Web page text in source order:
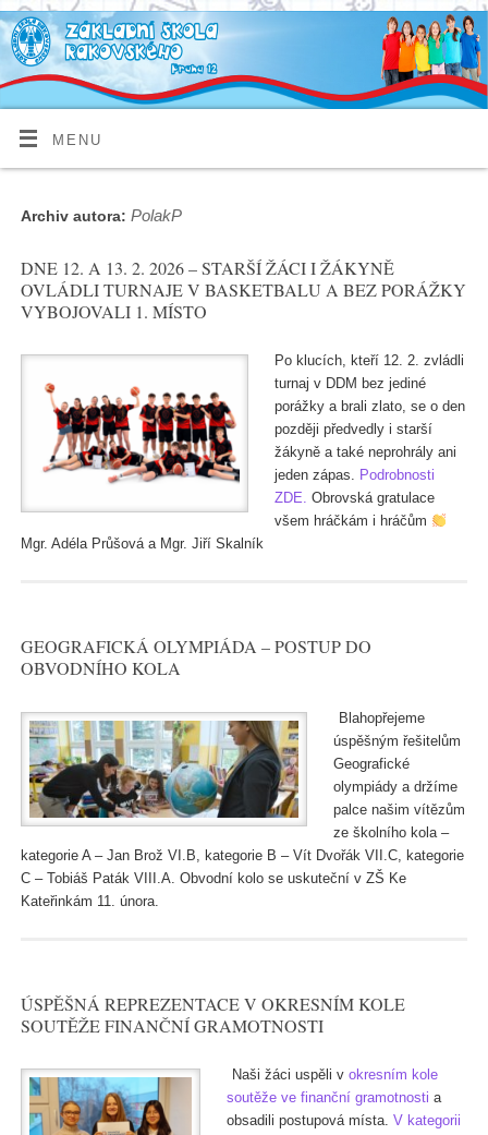
MENU
Archiv autora: PolakP
DNE 12. A 13. 2. 2026 – STARŠÍ ŽÁCI I ŽÁKYNĚ
OVLÁDLI TURNAJE V BASKETBALU A BEZ PORÁŽKY
VYBOJOVALI 1. MÍSTO
Po klucích, kteří 12. 2. zvládli
turnaj v DDM bez jediné
porážky a brali zlato, se o den
později předvedly i starší
žákyně a také neprohrály ani
jeden zápas. Podrobnosti
ZDE. Obrovská gratulace
všem hráčkám i hráčům
Mgr. Adéla Průšová a Mgr. Jiří Skalník
GEOGRAFICKÁ OLYMPIÁDA – POSTUP DO
OBVODNÍHO KOLA
Blahopřejeme
úspěšným řešitelům
Geografické
olympiády a držíme
palce našim vítězům
ze školního kola –
kategorie A – Jan Brož VI.B, kategorie B – Vít Dvořák VII.C, kategorie
C – Tobiáš Paták VIII.A. Obvodní kolo se uskuteční v ZŠ Ke
Kateřinkám 11. února.
ÚSPĚŠNÁ REPREZENTACE V OKRESNÍM KOLE
SOUTĚŽE FINANČNÍ GRAMOTNOSTI
Naši žáci uspěli v okresním kole
soutěže ve finanční gramotnosti a
obsadili postupová místa. V kategorii